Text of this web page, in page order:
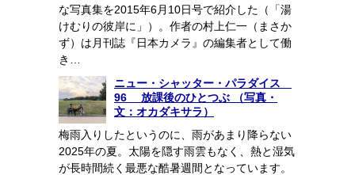
な写真集を2015年6月10日号で紹介した（「湯
けむりの彼岸に」）。作者の村上仁一（まさか
ず）は月刊誌『日本カメラ』の編集者として働
き…
ニュー・シャッター・パラダイス
96 放課後のひとつぶ （写真・
文：オカダキサラ）
梅雨入りしたというのに、雨があまり降らない
2025年の夏。太陽を隠す雨雲もなく、熱と湿気
が長時間続く最悪な酷暑週間となっています。